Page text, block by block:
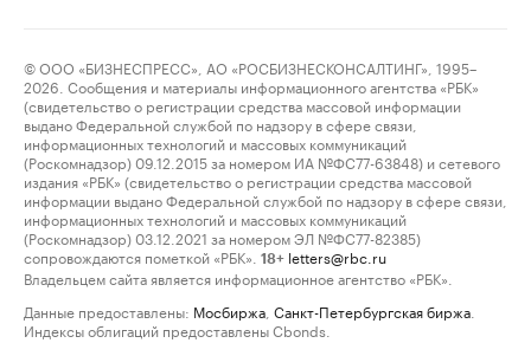
© ООО «БИЗНЕСПРЕСС», АО «РОСБИЗНЕСКОНСАЛТИНГ», 1995–
2026. Сообщения и материалы информационного агентства «РБК»
(свидетельство о регистрации средства массовой информации
выдано Федеральной службой по надзору в сфере связи,
информационных технологий и массовых коммуникаций
(Роскомнадзор) 09.12.2015 за номером ИА №ФС77-63848) и сетевого
издания «РБК» (свидетельство о регистрации средства массовой
информации выдано Федеральной службой по надзору в сфере связи,
информационных технологий и массовых коммуникаций
(Роскомнадзор) 03.12.2021 за номером ЭЛ №ФС77-82385)
сопровождаются пометкой «РБК».
18+ letters@rbc.ru
Владельцем сайта является информационное агентство «РБК».
Данные предоставлены: Мосбиржа Санкт-Петербургская биржа
Индексы облигаций предоставлены Cbonds.